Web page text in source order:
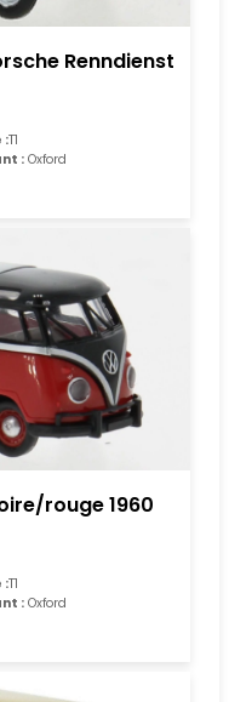
Renndienst
:T1
:Oxford
rouge 1960
:T1
:Oxford